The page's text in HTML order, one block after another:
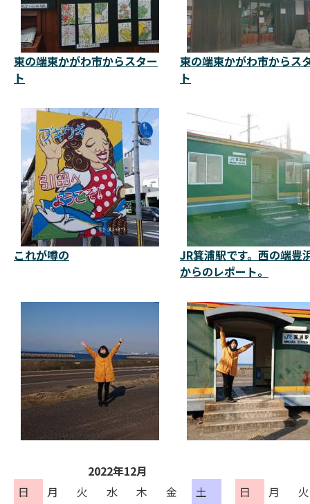
東の端東かがわ市からスター
ト
東の端東かがわ市からス
ト
これが噂の
JR箕浦駅です。西の端豊
からのレポート。
2022年12月
日
月 火 水 木 金
土
日
月
火